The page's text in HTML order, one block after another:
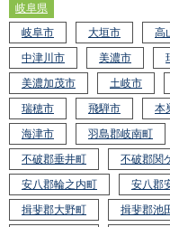
岐阜県
岐阜市
大垣市 高
中津川市
美濃市
美濃加茂市
土岐市
瑞穂市
飛騨市 本
海津市
羽島郡岐南町
不破郡垂井町
不破郡関
安八郡輪之内町
安八郡
揖斐郡大野町
揖斐郡池